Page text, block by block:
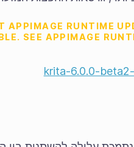
APPIMAGE RUNTIME
SEE APPIMAGE
krita-6.0.0-